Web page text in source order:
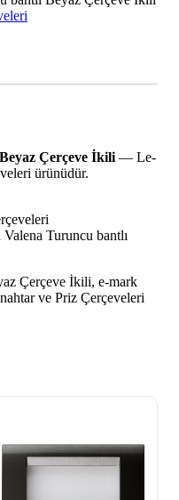
Çerçeve İkili — Le-
ürünüdür.
Turuncu bantlı
Çerçeve İkili, e-mark
ve Priz Çerçeveleri